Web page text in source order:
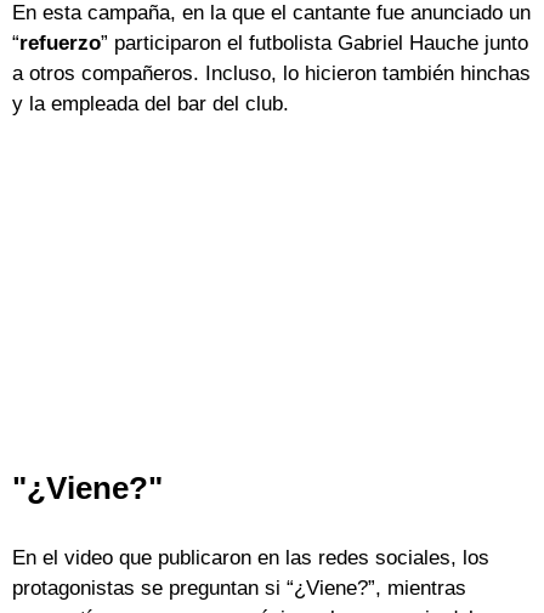
En esta campaña, en la que el cantante fue anunciado un
“refuerzo” participaron el futbolista Gabriel Hauche junto
a otros compañeros. Incluso, lo hicieron también hinchas
y la empleada del bar del club.
"¿Viene?"
En el video que publicaron en las redes sociales, los
protagonistas se preguntan si “¿Viene?”, mientras